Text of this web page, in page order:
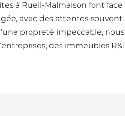
à Rueil-Malmaison font
avec des attentes
propreté impeccable,
des immeubles